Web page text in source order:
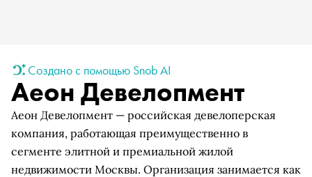
Создано с помощью Snob AI
Аеон Девелопмент
Аеон Девелопмент — российская девелоперская
компания, работающая преимущественно в
сегменте элитной и премиальной жилой
недвижимости Москвы. Организация занимается как